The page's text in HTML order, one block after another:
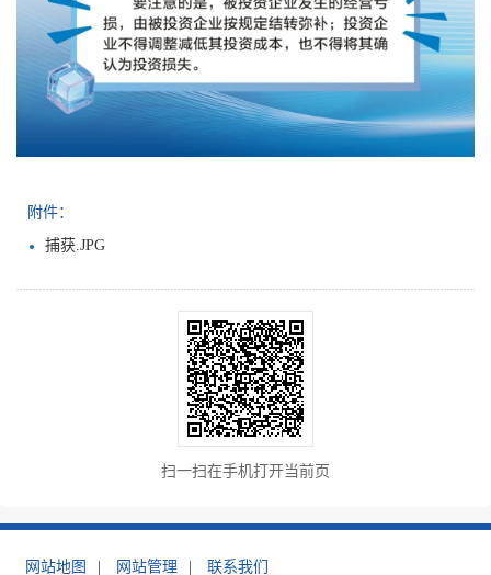
附件：
捕获.JPG
扫一扫在手机打开当前页
网站地图 | 网站管理 | 联系我们